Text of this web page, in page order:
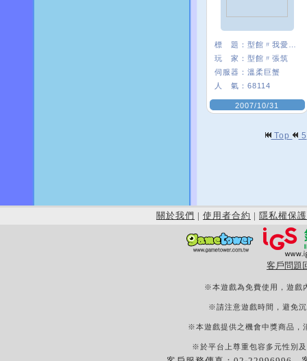
標 題：
玩 家： 型館〃張筑
伺服器： 溫柔巨蟹
人 氣： 68114
2007/10/31
Top 5
關於我們 | 使用者合約 | 隱私權保護
客戶問題
※本遊戲為免費使用，遊戲
※請注意遊戲時間，避免
※本遊戲提供之機會中獎商品，
※於平台上尊重包容多元性別